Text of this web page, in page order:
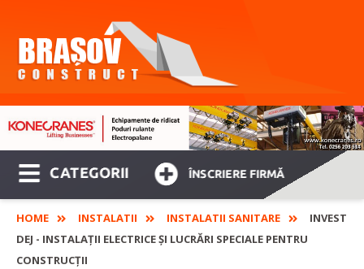
CATEGORII ÎNSCRIERE FIRMĂ
HOME INSTALATII INSTALATII SANITARE
INVEST
DEJ - INSTALAȚII ELECTRICE ȘI LUCRĂRI SPECIALE PENTRU
CONSTRUCȚII